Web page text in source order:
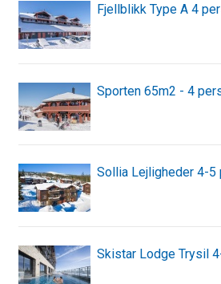
Fjellblikk Type A 4
Sporten 65m2 - 4
Sollia Lejligheder 4-5
Skistar Lodge Trysil